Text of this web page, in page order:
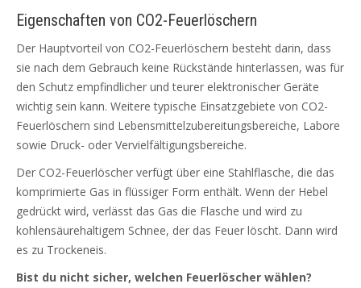
Eigenschaften von CO2-Feuerlöschern
Der Hauptvorteil von CO2-Feuerlöschern besteht darin, dass
sie nach dem Gebrauch keine Rückstände hinterlassen, was für
den Schutz empfindlicher und teurer elektronischer Geräte
wichtig sein kann. Weitere typische Einsatzgebiete von CO2-
Feuerlöschern sind Lebensmittelzubereitungsbereiche, Labore
sowie Druck- oder Vervielfältigungsbereiche.
Der CO2-Feuerlöscher verfügt über eine Stahlflasche, die das
komprimierte Gas in flüssiger Form enthält. Wenn der Hebel
gedrückt wird, verlässt das Gas die Flasche und wird zu
kohlensäurehaltigem Schnee, der das Feuer löscht. Dann wird
es zu Trockeneis.
Bist du nicht sicher, welchen Feuerlöscher wählen?